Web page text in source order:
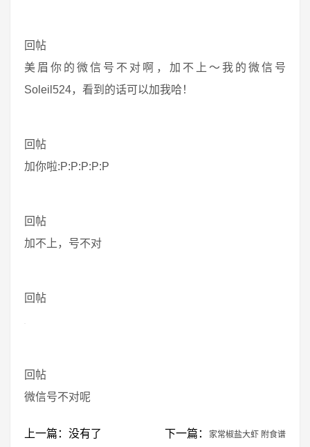
回帖
美眉你的微信号不对啊，加不上～我的微信号
Soleil524，看到的话可以加我哈！
回帖
加你啦:P:P:P:P:P
回帖
加不上，号不对
回帖
回帖
微信号不对呢
上一篇：没有了 下一篇： 家常椒盐大虾 附食谱